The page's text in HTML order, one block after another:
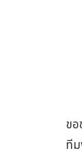
ข
ทีม